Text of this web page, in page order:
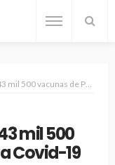
de Pfizer contra Covid-19
mil 500
Covid-19